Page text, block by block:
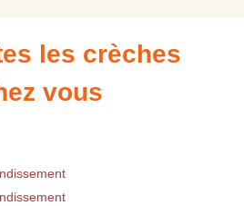
les crèches
vous